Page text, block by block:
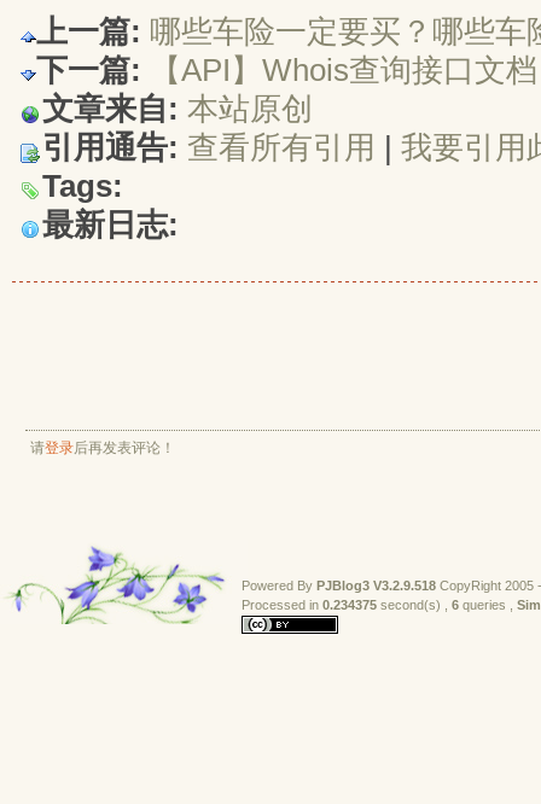
上一篇: 哪些车险一定要买？哪些车
下一篇:
【API】Whois查询接口文
文章来自: 本站原创
引用通告: 查看所有引用 | 我要引用
Tags:
最新日志:
请登录后再发表评论！
Powered By PJBlog3 V3.2.9.518 CopyRight 2005
Processed in 0.234375 second(s) , 6 queries ,